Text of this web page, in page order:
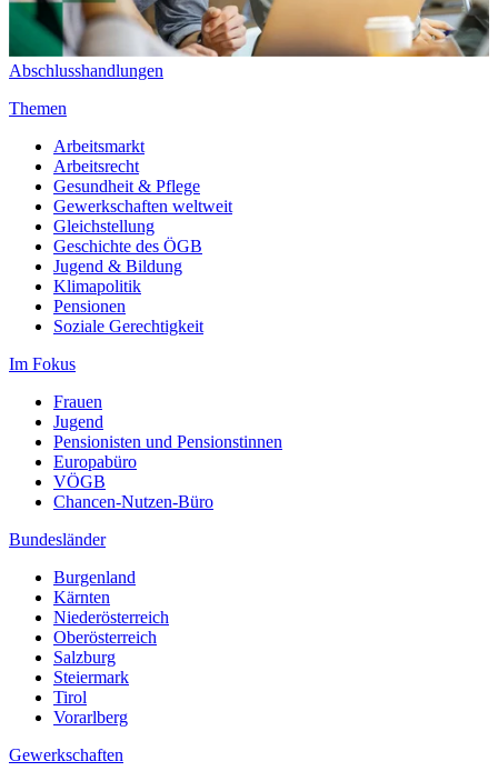
Abschlusshandlungen
Themen
Arbeitsmarkt
Arbeitsrecht
Gesundheit & Pflege
Gewerkschaften weltweit
Gleichstellung
Geschichte des ÖGB
Jugend & Bildung
Klimapolitik
Pensionen
Soziale Gerechtigkeit
Im Fokus
Frauen
Jugend
Pensionisten und Pensionstinnen
Europabüro
VÖGB
Chancen-Nutzen-Büro
Bundesländer
Burgenland
Kärnten
Niederösterreich
Oberösterreich
Salzburg
Steiermark
Tirol
Vorarlberg
Gewerkschaften